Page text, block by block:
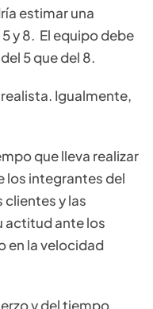
estimar una
y 8. El equipo debe
5 que del 8.
Igualmente,
que lleva realizar
los integrantes del
y las
actitud ante los
en la velocidad
y del tiempo